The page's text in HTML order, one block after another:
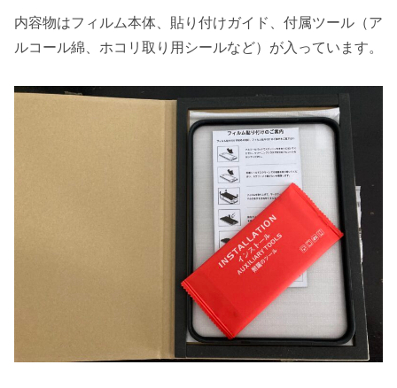
内容物はフィルム本体、貼り付けガイド、付属ツール（ア
ルコール綿、ホコリ取り用シールなど）が入っています。